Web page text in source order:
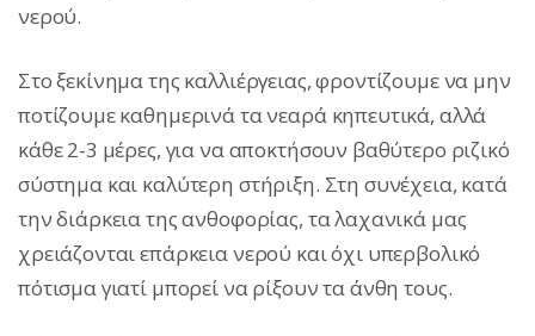
νερού.
Στο ξεκίνημα της καλλιέργειας, φροντίζουμε να μην
ποτίζουμε καθημερινά τα νεαρά κηπευτικά, αλλά
κάθε 2-3 μέρες, για να αποκτήσουν βαθύτερο ριζικό
σύστημα και καλύτερη στήριξη. Στη συνέχεια, κατά
την διάρκεια της ανθοφορίας, τα λαχανικά μας
χρειάζονται επάρκεια νερού και όχι υπερβολικό
πότισμα γιατί μπορεί να ρίξουν τα άνθη τους.